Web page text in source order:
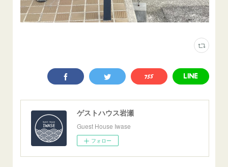
ゲストハウス岩瀬
Guest House Iwase
フォロー